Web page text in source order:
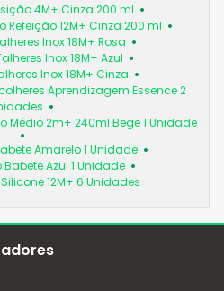
4M+ Cinza 200 ml
Refeição 12M+ Cinza 200 ml
Inox 18M+ Rosa
Inox 18M+ Azul
Inox 18M+ Cinza
Aprendizagem Essence 2
Médio 2m+ 240ml Bege 1 Unidade
Amarelo 1 Unidade
Azul 1 Unidade
12M+ 6 Unidades